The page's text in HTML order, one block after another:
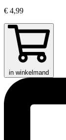
€ 4,99
in winkelmand